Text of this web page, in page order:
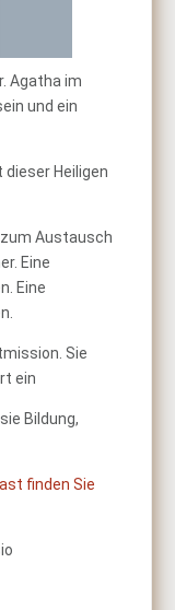
Agatha im
und ein
Heiligen
Austausch
Eine
Eine
Sie
ein
Bildung,
finden Sie